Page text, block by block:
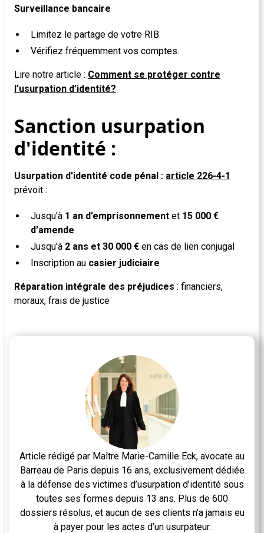
Surveillance bancaire
Limitez le partage de votre RIB.
Vérifiez fréquemment vos comptes.
Lire notre article : Comment se protéger contre
l’usurpation d’identité?
Sanction usurpation
d'identité :
Usurpation d'identité code pénal : article 226-4-1
prévoit :
Jusqu'à 1 an d’emprisonnement et 15 000 €
d'amende
Jusqu'à 2 ans et 30 000 € en cas de lien conjugal
Inscription au casier judiciaire
Réparation intégrale des préjudices : financiers,
moraux, frais de justice
Article rédigé par Maître Marie-Camille Eck, avocate au
Barreau de Paris depuis 16 ans, exclusivement dédiée
à la défense des victimes d’usurpation d’identité sous
toutes ses formes depuis 13 ans. Plus de 600
dossiers résolus, et aucun de ses clients n’a jamais eu
à payer pour les actes d’un usurpateur.